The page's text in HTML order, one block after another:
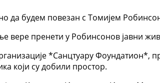
да будем повезан с Томијем
вере пренети у Робинсонов јавни
*Санцтуарy Фоундатион*,
који су добили простор.